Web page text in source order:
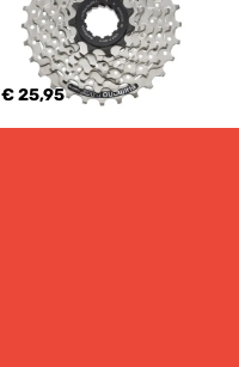
€ 25,95